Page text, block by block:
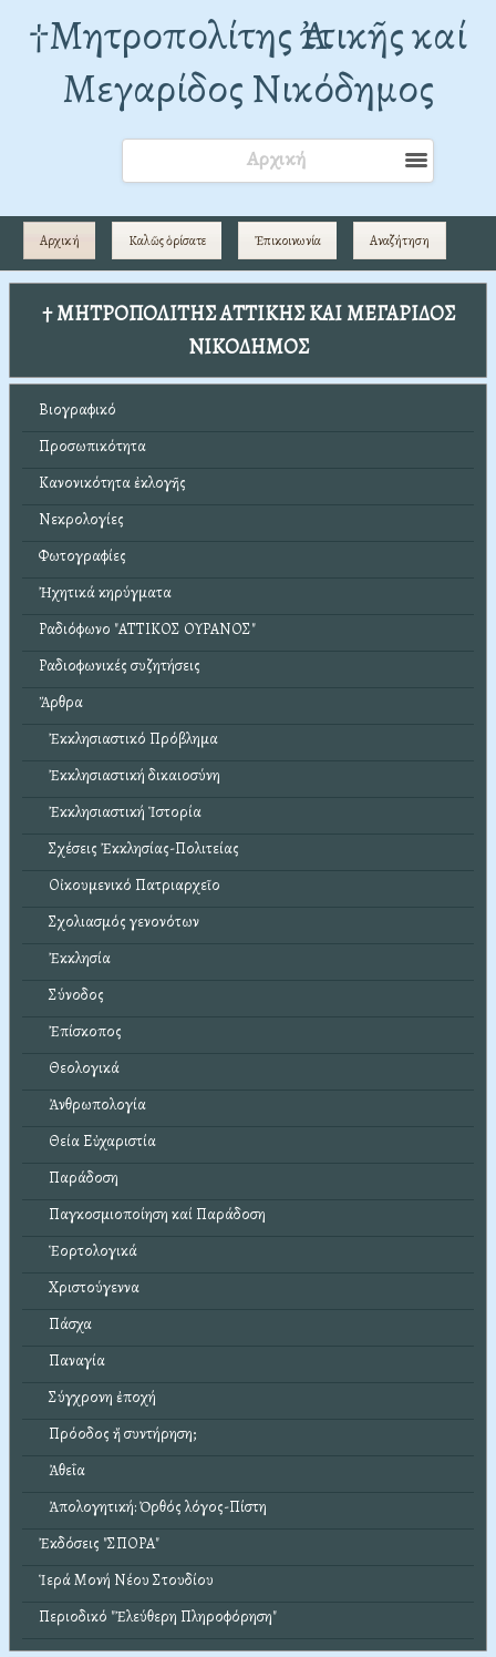
†Mητροπολίτης Ἀττικῆς καί
Μεγαρίδος Νικόδημος
Αρχική
Αρχική Καλῶς ὁρίσατε Ἐπικοινωνία Αναζήτηση
† ΜΗΤΡΟΠΟΛΙΤΗΣ ΑΤΤΙΚΗΣ ΚΑΙ ΜΕΓΑΡΙΔΟΣ
ΝΙΚΟΔΗΜΟΣ
Βιογραφικό
Προσωπικότητα
Κανονικότητα ἐκλογῆς
Νεκρολογίες
Φωτογραφίες
Ἠχητικά κηρύγματα
Ραδιόφωνο "ΑΤΤΙΚΟΣ ΟΥΡΑΝΟΣ"
Ραδιοφωνικές συζητήσεις
Ἄρθρα
Ἐκκλησιαστικό Πρόβλημα
Ἐκκλησιαστική δικαιοσύνη
Ἐκκλησιαστική Ἱστορία
Σχέσεις Ἐκκλησίας-Πολιτείας
Οἰκουμενικό Πατριαρχεῖο
Σχολιασμός γενονότων
Ἐκκλησία
Σύνοδος
Ἐπίσκοπος
Θεολογικά
Ἀνθρωπολογία
Θεία Εὐχαριστία
Παράδοση
Παγκοσμιοποίηση καί Παράδοση
Ἑορτολογικά
Χριστούγεννα
Πάσχα
Παναγία
Σύγχρονη ἐποχή
Πρόοδος ἤ συντήρηση;
Ἀθεΐα
Ἀπολογητική: Ὀρθός λόγος-Πίστη
Ἐκδόσεις "ΣΠΟΡΑ"
Ἱερά Μονή Νέου Στουδίου
Περιοδικό "Ἐλεύθερη Πληροφόρηση"